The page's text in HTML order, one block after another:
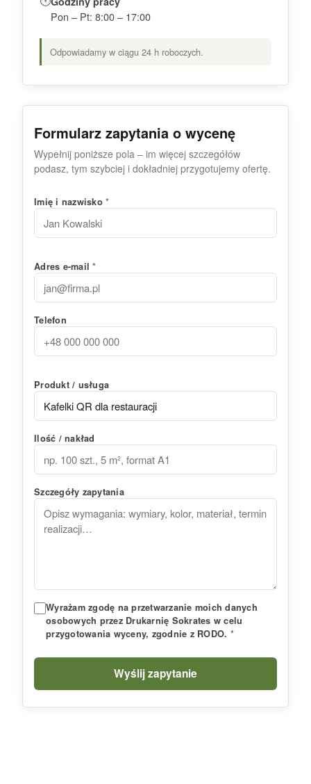
Pon – Pt: 8:00 – 17:00
Odpowiadamy w ciągu 24 h roboczych.
Formularz zapytania o wycenę
Wypełnij poniższe pola – im więcej szczegółów
podasz, tym szybciej i dokładniej przygotujemy ofertę.
Imię i nazwisko*
Adres e-mail*
Telefon
Produkt / usługa
Ilość / nakład
Szczegóły zapytania
Wyrażam zgodę na przetwarzanie moich danych
osobowych przez Drukarnię Sokrates w celu
przygotowania wyceny, zgodnie z RODO. *
Wyślij zapytanie